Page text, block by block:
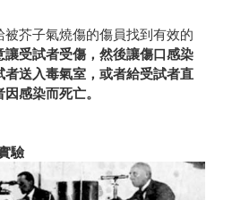
芥子氣燒傷的傷員找到有效的
讓受試者受傷，然後讓傷口感染
送入毒氣室，或者給受試者直
感染而死亡。
驗